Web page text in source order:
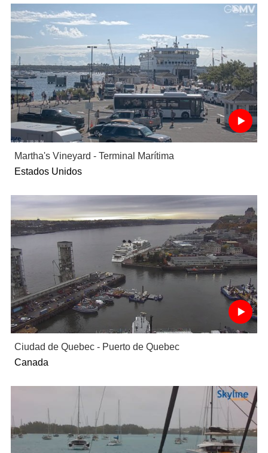
Martha's Vineyard - Terminal Marítima
Estados Unidos
Ciudad de Quebec - Puerto de Quebec
Canada